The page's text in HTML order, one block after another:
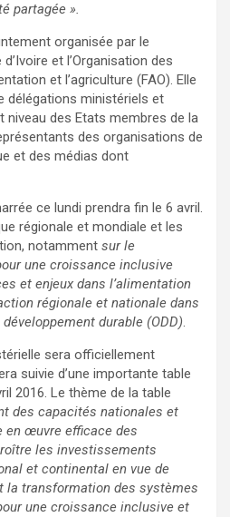
partagée ».
organisée par le
et l’Organisation des
et l’agriculture (FAO). Elle
délégations ministériels et
niveau des Etats membres de la
des organisations de
et des médias dont
ce lundi prendra fin le 6 avril.
régionale et mondiale et les
notamment sur le
une croissance inclusive
et enjeux dans l’alimentation
régionale et nationale dans
durable (ODD).
sera officiellement
suivie d’une importante table
2016. Le thème de la table
des capacités nationales et
en œuvre efficace des
les investissements
et continental en vue de
la transformation des systèmes
une croissance inclusive et